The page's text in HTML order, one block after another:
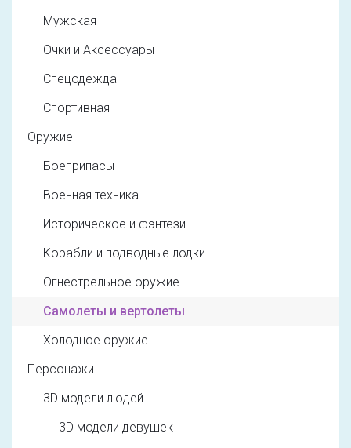
Мужская
Очки и Аксессуары
Спецодежда
Спортивная
Оружие
Боеприпасы
Военная техника
Историческое и фэнтези
Корабли и подводные лодки
Огнестрельное оружие
Самолеты и вертолеты
Холодное оружие
Персонажи
3D модели людей
3D модели девушек